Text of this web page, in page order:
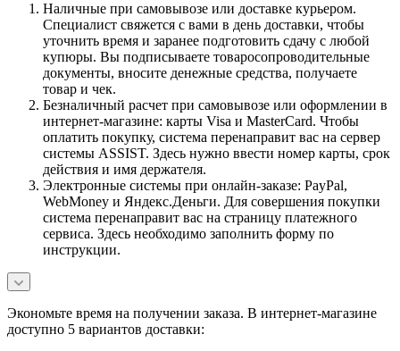
Наличные при самовывозе или доставке курьером.
Специалист свяжется с вами в день доставки, чтобы
уточнить время и заранее подготовить сдачу с любой
купюры. Вы подписываете товаросопроводительные
документы, вносите денежные средства, получаете
товар и чек.
Безналичный расчет при самовывозе или оформлении в
интернет-магазине: карты Visa и MasterCard. Чтобы
оплатить покупку, система перенаправит вас на сервер
системы ASSIST. Здесь нужно ввести номер карты, срок
действия и имя держателя.
Электронные системы при онлайн-заказе: PayPal,
WebMoney и Яндекс.Деньги. Для совершения покупки
система перенаправит вас на страницу платежного
сервиса. Здесь необходимо заполнить форму по
инструкции.
Экономьте время на получении заказа. В интернет-магазине
доступно 5 вариантов доставки: